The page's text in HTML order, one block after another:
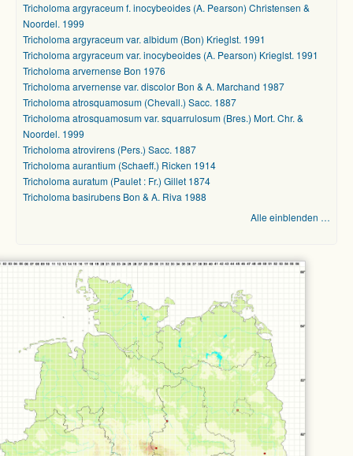
Tricholoma argyraceum f. inocybeoides (A. Pearson) Christensen &
Noordel. 1999
Tricholoma argyraceum var. albidum (Bon) Krieglst. 1991
Tricholoma argyraceum var. inocybeoides (A. Pearson) Krieglst. 1991
Tricholoma arvernense Bon 1976
Tricholoma arvernense var. discolor Bon & A. Marchand 1987
Tricholoma atrosquamosum (Chevall.) Sacc. 1887
Tricholoma atrosquamosum var. squarrulosum (Bres.) Mort. Chr. &
Noordel. 1999
Tricholoma atrovirens (Pers.) Sacc. 1887
Tricholoma aurantium (Schaeff.) Ricken 1914
Tricholoma auratum (Paulet : Fr.) Gillet 1874
Tricholoma basirubens Bon & A. Riva 1988
Alle einblenden …